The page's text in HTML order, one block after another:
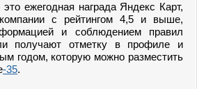
ежегодная награда Яндекс Карт,
с рейтингом 4,5 и выше,
и соблюдением правил
получают отметку в профиле и
годом, которую можно разместить
-35.